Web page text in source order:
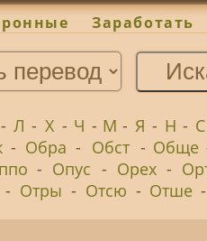
Заработать
- Л - Х - Ч - М - Я - Н - С
- Обра - Обст - Обще
- Опус - Орех -
- Отры - Отсю - Отше -